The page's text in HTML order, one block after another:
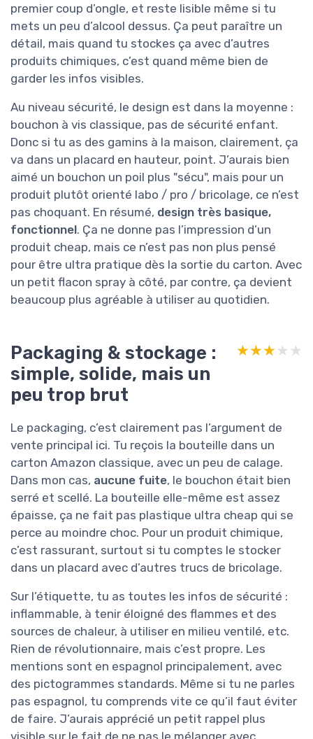
premier coup d’ongle, et reste lisible même si tu
mets un peu d’alcool dessus. Ça peut paraître un
détail, mais quand tu stockes ça avec d’autres
produits chimiques, c’est quand même bien de
garder les infos visibles.
Au niveau sécurité, le design est dans la moyenne :
bouchon à vis classique, pas de sécurité enfant.
Donc si tu as des gamins à la maison, clairement, ça
va dans un placard en hauteur, point. J’aurais bien
aimé un bouchon un poil plus "sécu", mais pour un
produit plutôt orienté labo / pro / bricolage, ce n’est
pas choquant. En résumé, design très basique,
fonctionnel. Ça ne donne pas l’impression d’un
produit cheap, mais ce n’est pas non plus pensé
pour être ultra pratique dès la sortie du carton. Avec
un petit flacon spray à côté, par contre, ça devient
beaucoup plus agréable à utiliser au quotidien.
Packaging & stockage :
simple, solide, mais un
peu trop brut
★★★★★
★★★★★
Le packaging, c’est clairement pas l’argument de
vente principal ici. Tu reçois la bouteille dans un
carton Amazon classique, avec un peu de calage.
Dans mon cas, aucune fuite, le bouchon était bien
serré et scellé. La bouteille elle-même est assez
épaisse, ça ne fait pas plastique ultra cheap qui se
perce au moindre choc. Pour un produit chimique,
c’est rassurant, surtout si tu comptes le stocker
dans un placard avec d’autres trucs de bricolage.
Sur l’étiquette, tu as toutes les infos de sécurité :
inflammable, à tenir éloigné des flammes et des
sources de chaleur, à utiliser en milieu ventilé, etc.
Rien de révolutionnaire, mais c’est propre. Les
mentions sont en espagnol principalement, avec
des pictogrammes standards. Même si tu ne parles
pas espagnol, tu comprends vite ce qu’il faut éviter
de faire. J’aurais apprécié un petit rappel plus
visible sur le fait de ne pas le mélanger avec